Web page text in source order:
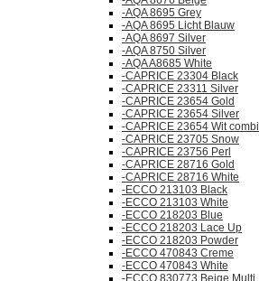
-AQA 8695 Grey
-AQA 8695 Licht Blauw
-AQA 8697 Silver
-AQA 8750 Silver
-AQA A8685 White
-CAPRICE 23304 Black
-CAPRICE 23311 Silver
-CAPRICE 23654 Gold
-CAPRICE 23654 Silver
-CAPRICE 23654 Wit combi
-CAPRICE 23705 Snow
-CAPRICE 23756 Perl
-CAPRICE 28716 Gold
-CAPRICE 28716 White
-ECCO 213103 Black
-ECCO 213103 White
-ECCO 218203 Blue
-ECCO 218203 Lace Up
-ECCO 218203 Powder
-ECCO 470843 Creme
-ECCO 470843 White
-ECCO 830773 Beige Multi